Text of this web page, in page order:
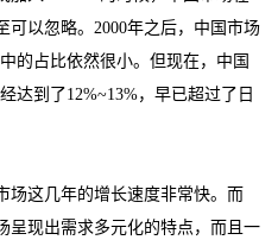
可以忽略。2000年之后，中国市场
的占比依然很小。但现在，中国
达到了12%~13%，早已超过了日
这几年的增长速度非常快。而
呈现出需求多元化的特点，而且一